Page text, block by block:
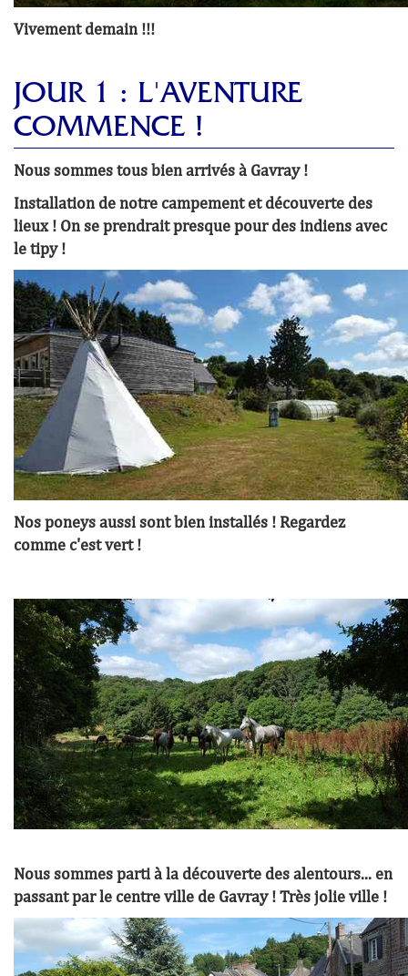
Vivement demain !!!
JOUR 1 : L'AVENTURE
COMMENCE !
Nous sommes tous bien arrivés à Gavray !
Installation de notre campement et découverte des
lieux ! On se prendrait presque pour des indiens avec
le tipy !
Nos poneys aussi sont bien installés ! Regardez
comme c'est vert !
Nous sommes parti à la découverte des alentours... en
passant par le centre ville de Gavray ! Très jolie ville !